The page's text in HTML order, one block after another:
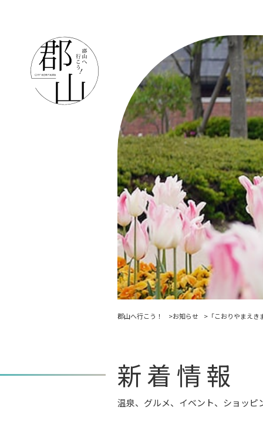
郡山へ行こう！ お知らせ 「こおりやまえ
新着情報
温泉、グルメ、イベント、ショッ